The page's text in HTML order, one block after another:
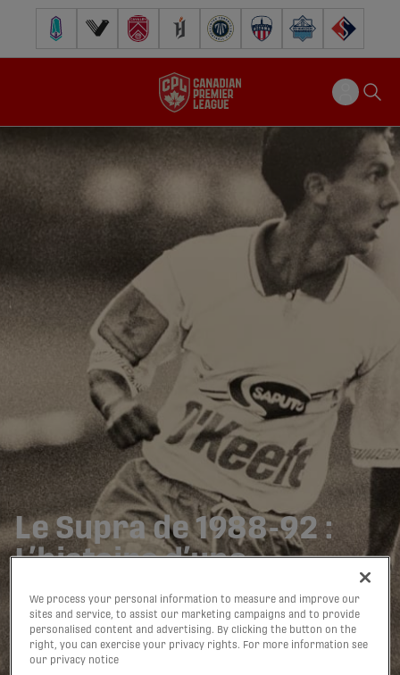
Pacific FC Vancouver FCCavalry FC Forge FC Inter Toronto FCAtlético OttawaHalifax Wanderers
FC Supra
Le Supra de 1988-92 :
L’histoire d’une
communauté
déterminée à faire vivre
le soccer à Montréal
We process your personal information to measure and improve our
sites and service, to assist our marketing campaigns and to provide
personalised content and advertising. By clicking the button on the
right, you can exercise your privacy rights. For more information see
our privacy notice